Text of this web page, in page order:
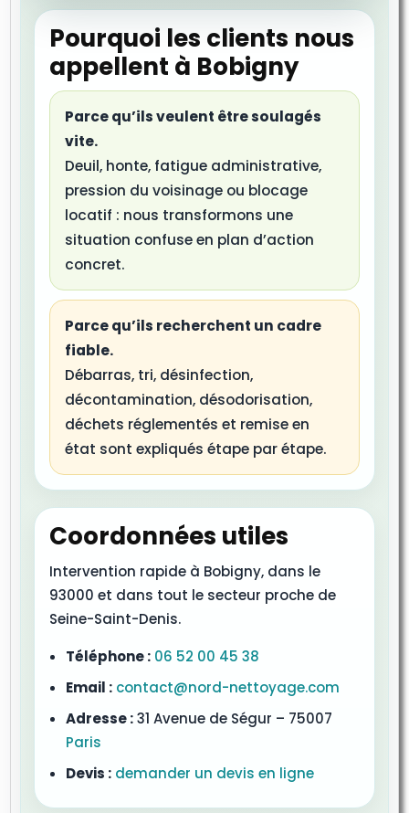
Pourquoi les clients nous
appellent à Bobigny
Parce qu’ils veulent être soulagés
vite.
Deuil, honte, fatigue administrative,
pression du voisinage ou blocage
locatif : nous transformons une
situation confuse en plan d’action
concret.
Parce qu’ils recherchent un cadre
fiable.
Débarras, tri, désinfection,
décontamination, désodorisation,
déchets réglementés et remise en
état sont expliqués étape par étape.
Coordonnées utiles
Intervention rapide à Bobigny, dans le
93000 et dans tout le secteur proche de
Seine-Saint-Denis.
Téléphone : 06 52 00 45 38
Email : contact@nord-nettoyage.com
Adresse :31 Avenue de Ségur – 75007
Paris
Devis : demander un devis en ligne